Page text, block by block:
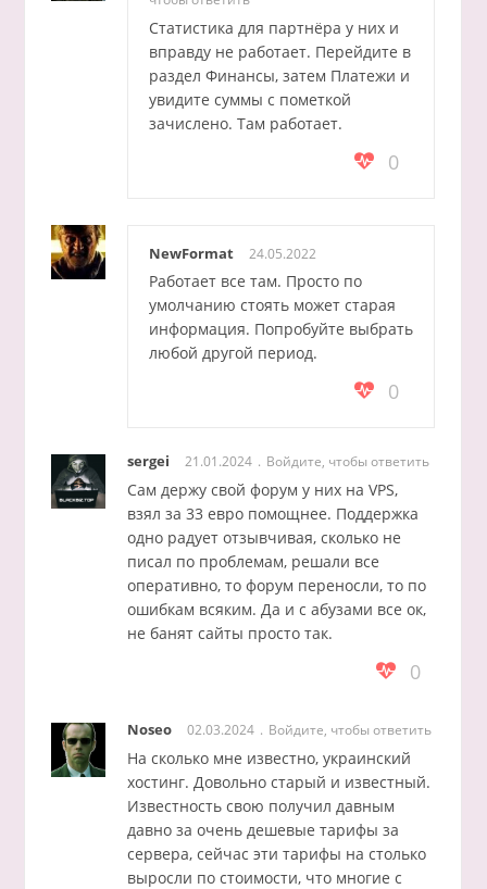
Статистика для партнёра у них и
вправду не работает. Перейдите в
раздел Финансы, затем Платежи и
увидите суммы с пометкой
зачислено. Там работает.
0
NewFormat 24.05.2022
Работает все там. Просто по
умолчанию стоять может старая
информация. Попробуйте выбрать
любой другой период.
0
sergei 21.01.2024 Войдите, чтобы ответить
Сам держу свой форум у них на VPS,
взял за 33 евро помощнее. Поддержка
одно радует отзывчивая, сколько не
писал по проблемам, решали все
оперативно, то форум переносли, то по
ошибкам всяким. Да и с абузами все ок,
не банят сайты просто так.
0
Noseo 02.03.2024 Войдите, чтобы ответить
На сколько мне известно, украинский
хостинг. Довольно старый и известный.
Известность свою получил давным
давно за очень дешевые тарифы за
сервера, сейчас эти тарифы на столько
выросли по стоимости, что многие с